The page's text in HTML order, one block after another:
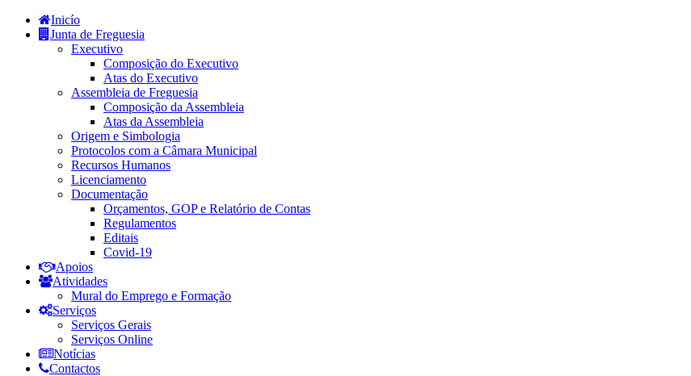
Inicío
Junta de Freguesia
Executivo
Composição do Executivo
Atas do Executivo
Assembleia de Freguesia
Composição da Assembleia
Atas da Assembleia
Origem e Simbologia
Protocolos com a Câmara Municipal
Recursos Humanos
Licenciamento
Documentação
Orçamentos, GOP e Relatório de Contas
Regulamentos
Editais
Covid-19
Apoios
Atividades
Mural do Emprego e Formação
Serviços
Serviços Gerais
Serviços Online
Notícias
Contactos